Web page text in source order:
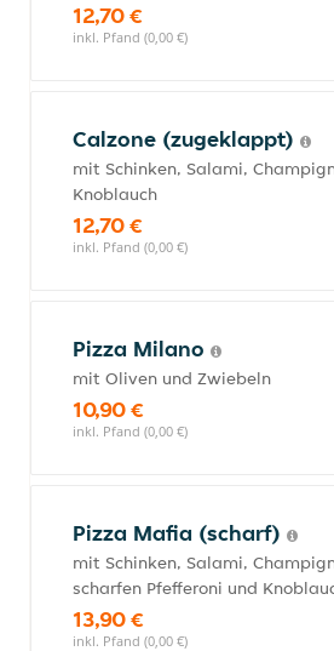
12,70 €
inkl. Pfand (0,00 €)
Calzone (zugeklappt)
mit Schinken, Salami,
Knoblauch
12,70 €
inkl. Pfand (0,00 €)
Pizza Milano
mit Oliven und Zwiebeln
10,90 €
inkl. Pfand (0,00 €)
Pizza Mafia (scharf)
mit Schinken, Salami,
scharfen Pfefferoni und
13,90 €
inkl. Pfand (0,00 €)